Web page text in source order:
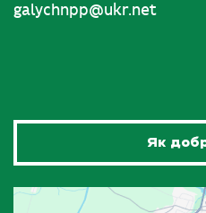
galychnpp@ukr.net
Як